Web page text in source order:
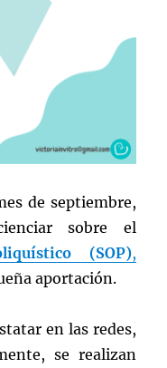
de septiembre,
sobre el
(SOP),
aportación.
en las redes,
se realizan